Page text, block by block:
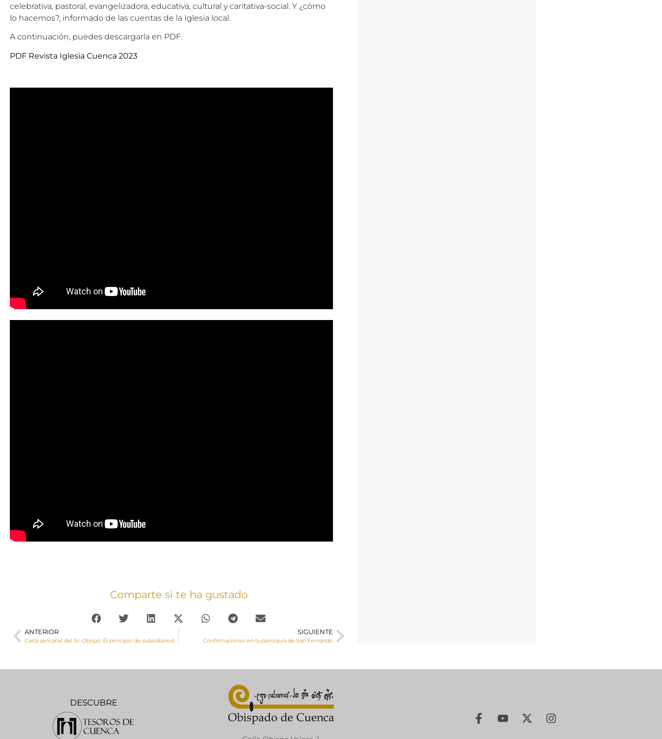
celebrativa, pastoral, evangelizadora, educativa, cultural y caritativa-social. Y ¿cómo
lo hacemos?, informado de las cuentas de la Iglesia local.
A continuación, puedes descargarla en PDF.
PDF Revista Iglesia Cuenca 2023
Comparte si te ha gustado
ANTERIOR
Carta semanal del Sr. Obispo: El principio de subsidiariedad
SIGUIENTE
Confirmaciones en la parroquia de San Fernando
DESCUBRE